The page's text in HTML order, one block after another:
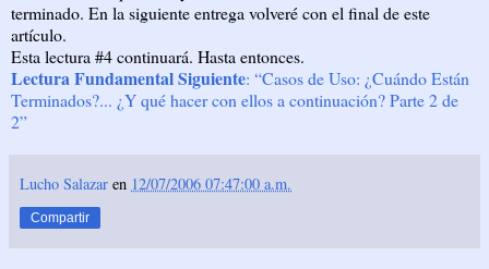
terminado. En la siguiente entrega volveré con el final de este
artículo.
Esta lectura #4 continuará. Hasta entonces.
Lectura Fundamental Siguiente: “Casos de Uso: ¿Cuándo Están
Terminados?... ¿Y qué hacer con ellos a continuación? Parte 2 de
2”
Lucho Salazar en 12/07/2006 07:47:00 a.m.
Compartir